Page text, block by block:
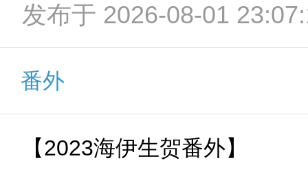
发布于 2026-08-01
番外
【2023海伊生贺番外】